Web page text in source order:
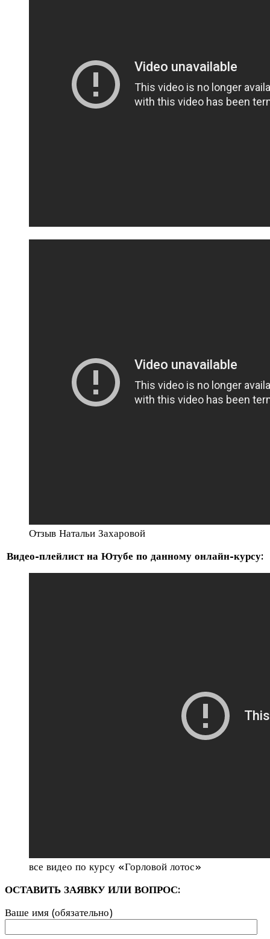
Отзыв Натальи Захаровой
Видео-плейлист на Ютубе по данному онлайн-курсу:
все видео по курсу «Горловой лотос»
ОСТАВИТЬ ЗАЯВКУ ИЛИ ВОПРОС:
Ваше имя (обязательно)